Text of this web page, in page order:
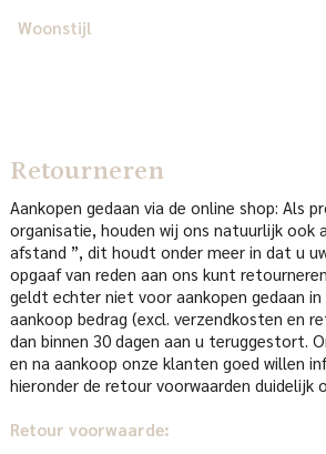
Woonstijl
Retourneren
Aankopen gedaan via de online shop: Als
organisatie, houden wij ons natuurlijk ook
afstand ”, dit houdt onder meer in dat u
opgaaf van reden aan ons kunt
geldt echter niet voor aankopen gedaan in
aankoop bedrag (excl. verzendkosten en
dan binnen 30 dagen aan u teruggestort.
en na aankoop onze klanten goed willen
hieronder de retour voorwaarden duidelijk
Retour voorwaarde: